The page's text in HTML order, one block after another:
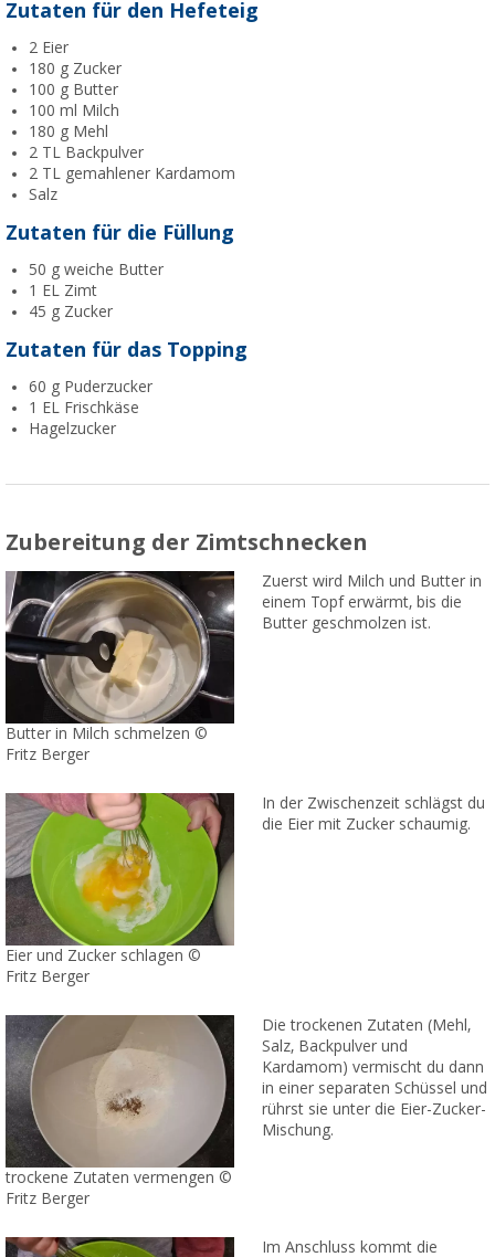
Zutaten für den Hefeteig
2 Eier
180 g Zucker
100 g Butter
100 ml Milch
180 g Mehl
2 TL Backpulver
2 TL gemahlener Kardamom
Salz
Zutaten für die Füllung
50 g weiche Butter
1 EL Zimt
45 g Zucker
Zutaten für das Topping
60 g Puderzucker
1 EL Frischkäse
Hagelzucker
Zubereitung der Zimtschnecken
Butter in Milch schmelzen ©
Fritz Berger
Zuerst wird Milch und Butter in
einem Topf erwärmt, bis die
Butter geschmolzen ist.
Eier und Zucker schlagen ©
Fritz Berger
In der Zwischenzeit schlägst du
die Eier mit Zucker schaumig.
trockene Zutaten vermengen ©
Fritz Berger
Die trockenen Zutaten (Mehl,
Salz, Backpulver und
Kardamom) vermischt du dann
in einer separaten Schüssel und
rührst sie unter die Eier-Zucker-
Mischung.
Im Anschluss kommt die